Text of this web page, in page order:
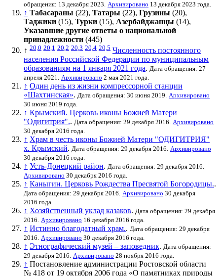
обращения: 13 декабря 2023. Архивировано 13 декабря 2023 года.
↑ Табасараны (22), Татары (22), Грузины (20),
Таджики (15), Турки (15), Азербайджанцы (14),
Указавшие другие ответы о национальной
принадлежности (445)
↑ 20,0 20,1 20,2 20,3 20,4 20,5 Численность постоянного
населения Российской Федерации по муниципальным
образованиям на 1 января 2021 года. Дата обращения: 27
апреля 2021. Архивировано 2 мая 2021 года.
↑ Один день из жизни компрессорной станции
«Шахтинская». Дата обращения: 30 июня 2019. Архивировано
30 июня 2019 года.
↑ Крымский. Церковь иконы Божией Матери
"Одигитрия".. Дата обращения: 29 декабря 2016. Архивировано
30 декабря 2016 года.
↑ Храм в честь иконы Божией Матери "ОДИГИТРИЯ"
х. Крымский. Дата обращения: 29 декабря 2016. Архивировано
30 декабря 2016 года.
↑ Усть-Донецкий район. Дата обращения: 29 декабря 2016.
Архивировано 30 декабря 2016 года.
↑ Каныгин. Церковь Рождества Пресвятой Богородицы..
Дата обращения: 29 декабря 2016. Архивировано 30 декабря
2016 года.
↑ Хозяйственный уклад казаков. Дата обращения: 29 декабря
2016. Архивировано 16 декабря 2016 года.
↑ Истинно благодатный храм.. Дата обращения: 29 декабря
2016. Архивировано 30 декабря 2016 года.
↑ Этнографический музей – заповедник. Дата обращения:
29 декабря 2016. Архивировано 28 ноября 2016 года.
↑ Постановление администрации Ростовской области
№ 418 от 19 октября 2006 года «О памятниках природы